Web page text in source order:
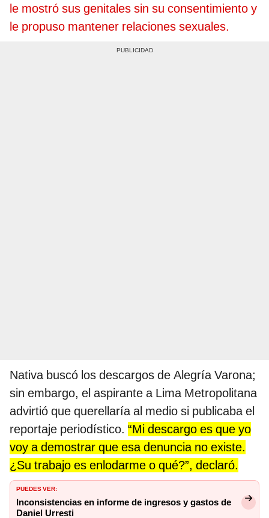
le mostró sus genitales sin su consentimiento y
le propuso mantener relaciones sexuales.
Nativa buscó los descargos de Alegría Varona;
sin embargo, el aspirante a Lima Metropolitana
advirtió que querellaría al medio si publicaba el
reportaje periodístico. “Mi descargo es que yo
voy a demostrar que esa denuncia no existe.
¿Su trabajo es enlodarme o qué?”, declaró.
PUEDES VER:
Inconsistencias en informe de ingresos y gastos de
Daniel Urresti